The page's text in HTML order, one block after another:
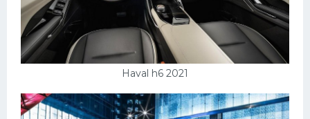
Haval h6 2021